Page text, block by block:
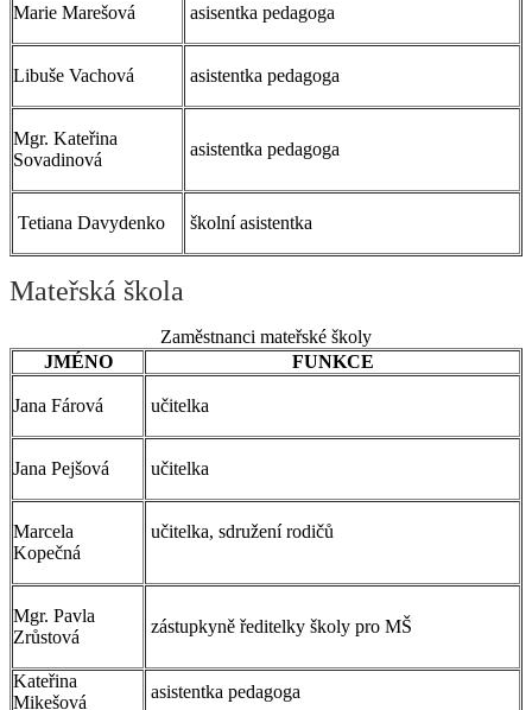
Marie Marešová asisentka pedagoga
Libuše Vachová asistentka pedagoga
Mgr. Kateřina
Sovadinová
asistentka pedagoga
Tetiana Davydenko školní asistentka
Mateřská škola
Zaměstnanci mateřské školy
JMÉNO
FUNKCE
Jana Fárová učitelka
Jana Pejšová učitelka
Marcela
Kopečná
učitelka, sdružení rodičů
Mgr. Pavla
Zrůstová
zástupkyně ředitelky školy pro MŠ
Kateřina
Mikešová
asistentka pedagoga